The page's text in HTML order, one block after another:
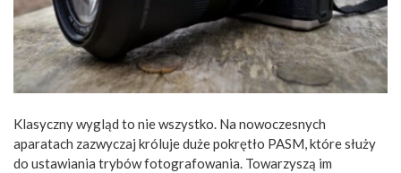
Klasyczny wygląd to nie wszystko. Na nowoczesnych
aparatach zazwyczaj króluje duże pokrętło PASM, które służy
do ustawiania trybów fotografowania. Towarzyszą im